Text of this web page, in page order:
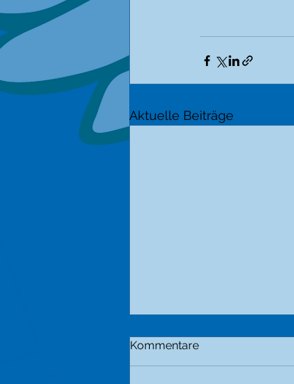
Aktuelle Beiträge
Kommentare